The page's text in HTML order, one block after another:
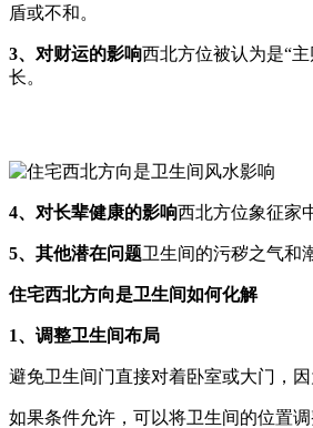
盾或不和。
3、对财运的影响西北方位被认为是“
长。
4、对长辈健康的影响西北方位象征家
5、其他潜在问题卫生间的污秽之气和
住宅西北方向是卫生间如何化解
1、调整卫生间布局
避免卫生间门直接对着卧室或大门，
如果条件允许，可以将卫生间的位置